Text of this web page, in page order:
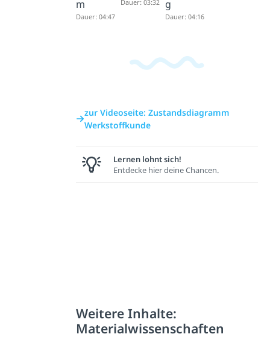
m
Dauer: 04:47
Dauer: 03:32
g
Dauer: 04:16
zur Videoseite: Zustandsdiagramm
Werkstoffkunde
Lernen lohnt sich!
Entdecke hier deine Chancen.
Weitere Inhalte:
Materialwissenschaften